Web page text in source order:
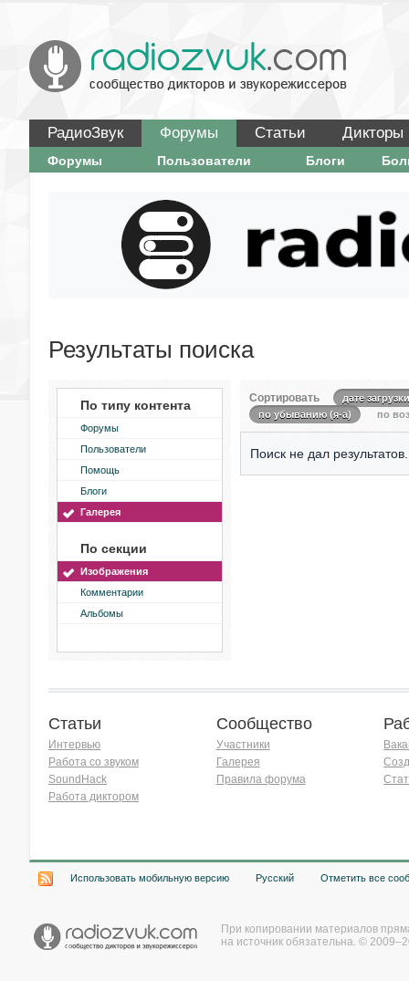
РадиоЗвук Форумы Статьи Дикторы
Форумы Пользователи Блоги
Результаты поиска
По типу контента
Форумы
Пользователи
Помощь
Блоги
Галерея
По секции
Изображения
Комментарии
Альбомы
Сортировать
дате загрузки
по убыванию (я-а)
по
Поиск не дал результатов.
Статьи
Интервью
Работа со звуком
SoundHack
Работа диктором
Сообщество
Участники
Галерея
Правила форума
Использовать мобильную версию Русский Отметить все
При копировании материалов
на источник обязательна. ©